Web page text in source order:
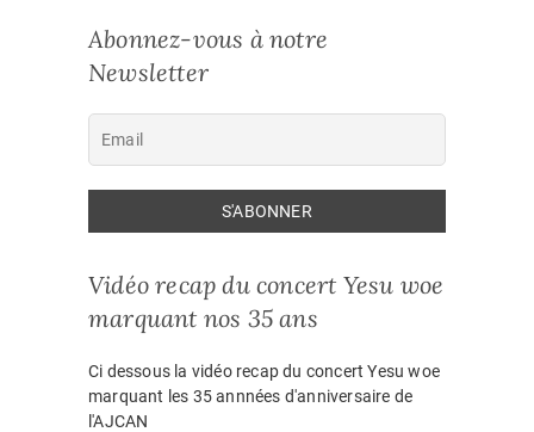
Abonnez-vous à notre
Newsletter
Vidéo recap du concert Yesu woe
marquant nos 35 ans
Ci dessous la vidéo recap du concert Yesu woe
marquant les 35 annnées d'anniversaire de
l'AJCAN